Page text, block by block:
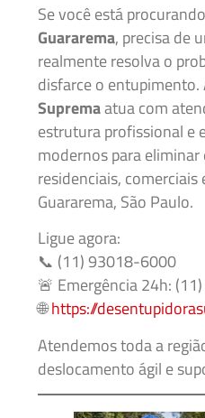
Se você está procurando
Guararema, precisa de
realmente resolva o
disfarce o entupimento.
Supremaatua com
estrutura profissional e
modernos para
residenciais, comerciais
Guararema, São Paulo.
Ligue agora:
📞 (11) 93018-6000
🚨 Emergência 24h:
🌐https://
Atendemos toda a
deslocamento ágil e